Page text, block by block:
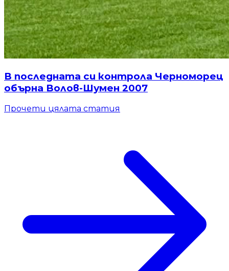
В последната си контрола Черноморец
обърна Волов-Шумен 2007
Прочети цялата статия